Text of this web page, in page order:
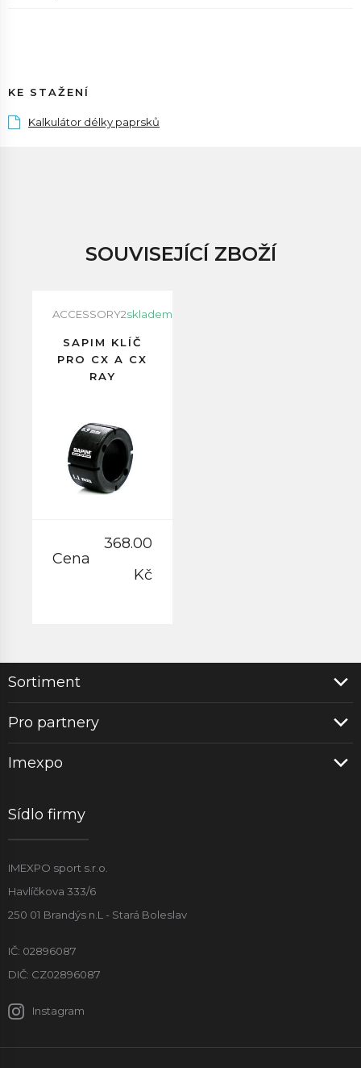
KE STAŽENÍ
Kalkulátor délky paprsků
SOUVISEJÍCÍ ZBOŽÍ
ACCESSORY2skladem
SAPIM KLÍČ
PRO CX A CX
RAY
Cena
368.00
Kč
Sortiment
Pro partnery
Imexpo
Sídlo firmy
IMEXPO sport s.r.o.
Havlíčkova 333/6
250 01 Brandýs n.L - Stará Boleslav
IČ: 02896087
DIČ: CZ02896087
Instagram